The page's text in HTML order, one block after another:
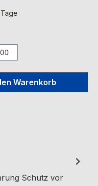
Warenkorb
Schutz vor